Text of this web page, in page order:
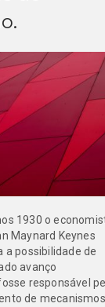
1930 o
Maynard Keynes
a possibilidade de
avanço
responsável
de mecanismos